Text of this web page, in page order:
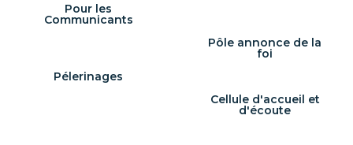
Pour les
Communicants
Pôle annonce de la
foi
Pélerinages
Cellule d'accueil et
d'écoute